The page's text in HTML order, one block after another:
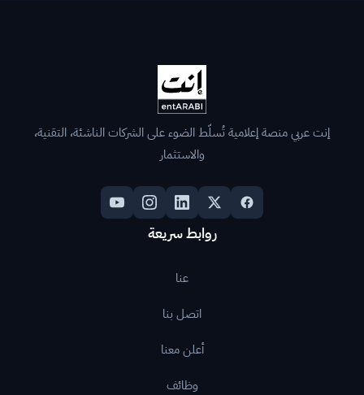
إنت عربي منصة إعلامية تُسلّط الضوء على الشركات الناشئة، التقنية،
والاستثمار
روابط سريعة
عنا
اتصل بنا
أعلن معنا
وظائف